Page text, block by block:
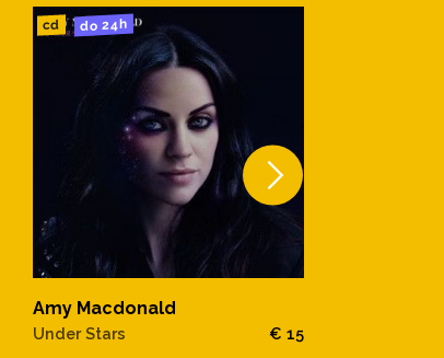
cd do 24h
Amy Macdonald
Under Stars € 15